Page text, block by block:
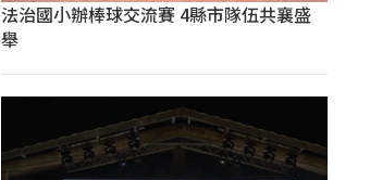
法治國小辦棒球交流賽 4縣市隊伍共襄盛
舉